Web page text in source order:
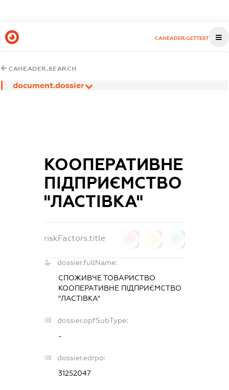
CAHEADER.GETTEST
CAHEADER.SEARCH
document.dossier
КООПЕРАТИВНЕ
ПІДПРИЄМСТВО
"ЛАСТІВКА"
riskFactors.title
dossier.fullName:
СПОЖИВЧЕ ТОВАРИСТВО
КООПЕРАТИВНЕ ПІДПРИЄМСТВО
"ЛАСТІВКА"
dossier.opfSubType:
-
dossier.edrpo:
31252047